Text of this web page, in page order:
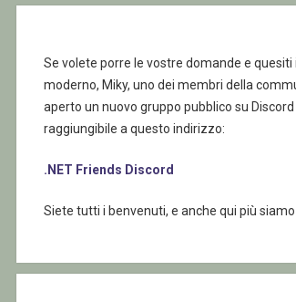
Se volete porre le vostre domande e quesiti
moderno, Miky, uno dei membri della
aperto un nuovo gruppo pubblico su Discord
raggiungibile a questo indirizzo:
.NET Friends Discord
Siete tutti i benvenuti, e anche qui più